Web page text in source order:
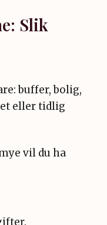
Slik
buffer, bolig,
eller tidlig
vil du ha